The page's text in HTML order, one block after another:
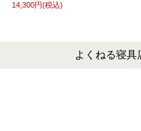
14,300円(税込)
よくねる寝具